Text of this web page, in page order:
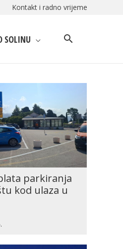
Kontakt i radno vrijeme
SOLINU
parkiranja
kod ulaza u